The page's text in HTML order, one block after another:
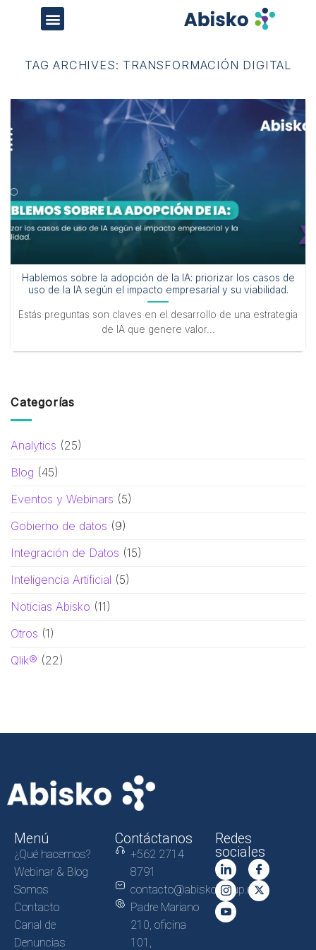
TAG ARCHIVES: TRANSFORMACIÓN DIGITAL
Hablemos sobre la adopción de la IA: priorizar los casos de
uso de la IA según el impacto empresarial y su viabilidad.
Estás preguntas son claves en el desarrollo de una estrategia
de IA que genere valor...
Categorías
Analytics (25)
Blog (45)
Eventos y Webinars (5)
Gobierno de datos (9)
Integración de Datos (15)
Inteligencia Artificial (5)
Noticias Abisko (11)
Otros (1)
Qlik® (22)
Menú
¿Qué hacemos?
Webinar & Blog
Somos
Contacto
Canal de
Denuncias
Contáctanos
+562 2714
8791
contacto@abiskogroup.com
Padre Mariano
210, oficina
101,
Redes
sociales